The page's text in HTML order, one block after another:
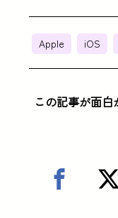
Apple iOS
この記事が面